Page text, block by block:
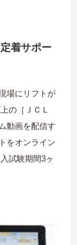
着サポー
場にリフトが
の［ＪＣＬ
動画を配信す
をオンライン
試験期間3ヶ